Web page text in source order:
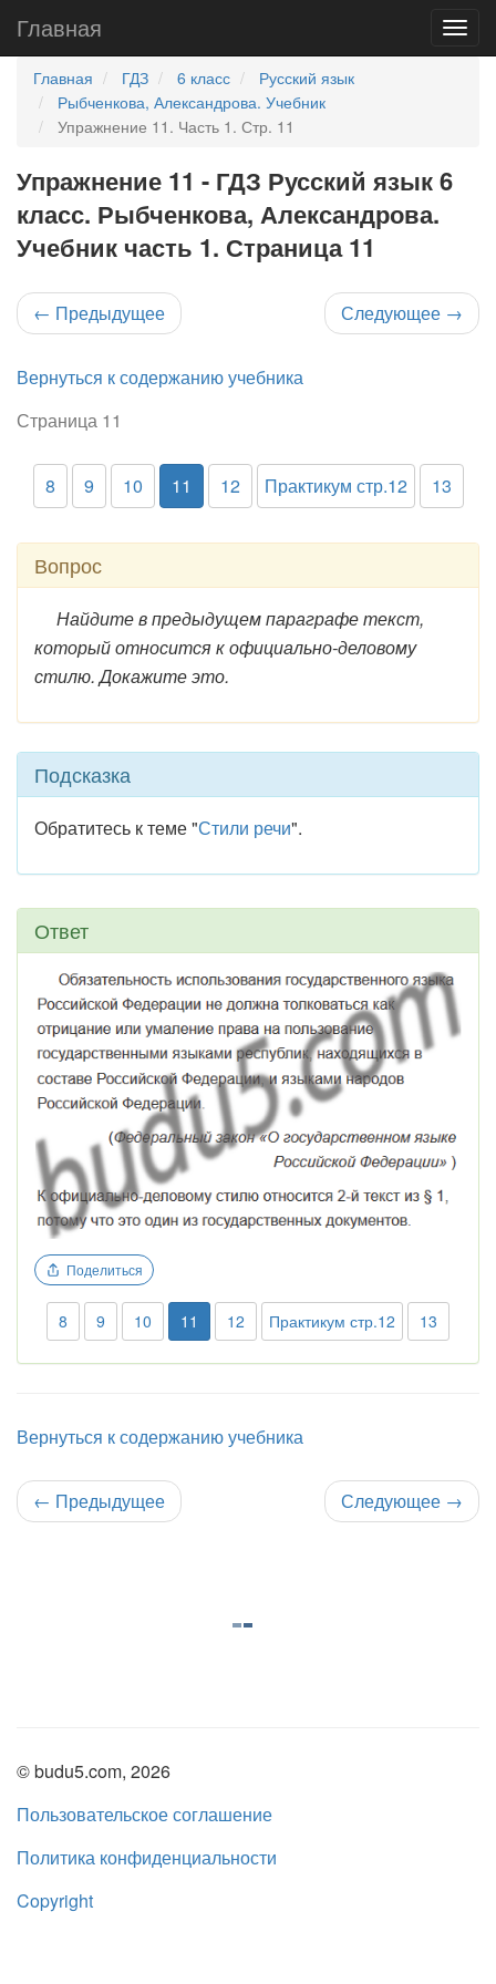
Главная
Главная ГДЗ 6 класс
Русский язык
Рыбченкова, Александрова. Учебник
Упражнение 11. Часть 1. Стр. 11
Упражнение 11 - ГДЗ Русский язык 6
класс. Рыбченкова, Александрова.
Учебник часть 1. Страница 11
← Предыдущее Следующее →
Вернуться к содержанию учебника
Страница 11
8 9 10 11 12 Практикум стр.12 13
Вопрос
Найдите в предыдущем параграфе текст,
который относится к официально-деловому
стилю. Докажите это.
Подсказка
Обратитесь к теме "Стили речи".
Ответ
Поделиться
8 9 10 11 12 Практикум стр.12 13
Вернуться к содержанию учебника
← Предыдущее Следующее →
© budu5.com, 2026
Пользовательское соглашение
Политика конфиденциальности
Copyright